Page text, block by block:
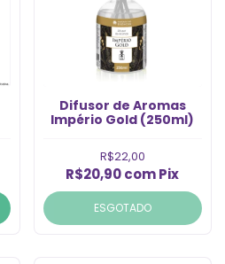
Difusor de Aromas
Império Gold (250ml)
R$22,00
R$20,90comPix
ESGOTADO